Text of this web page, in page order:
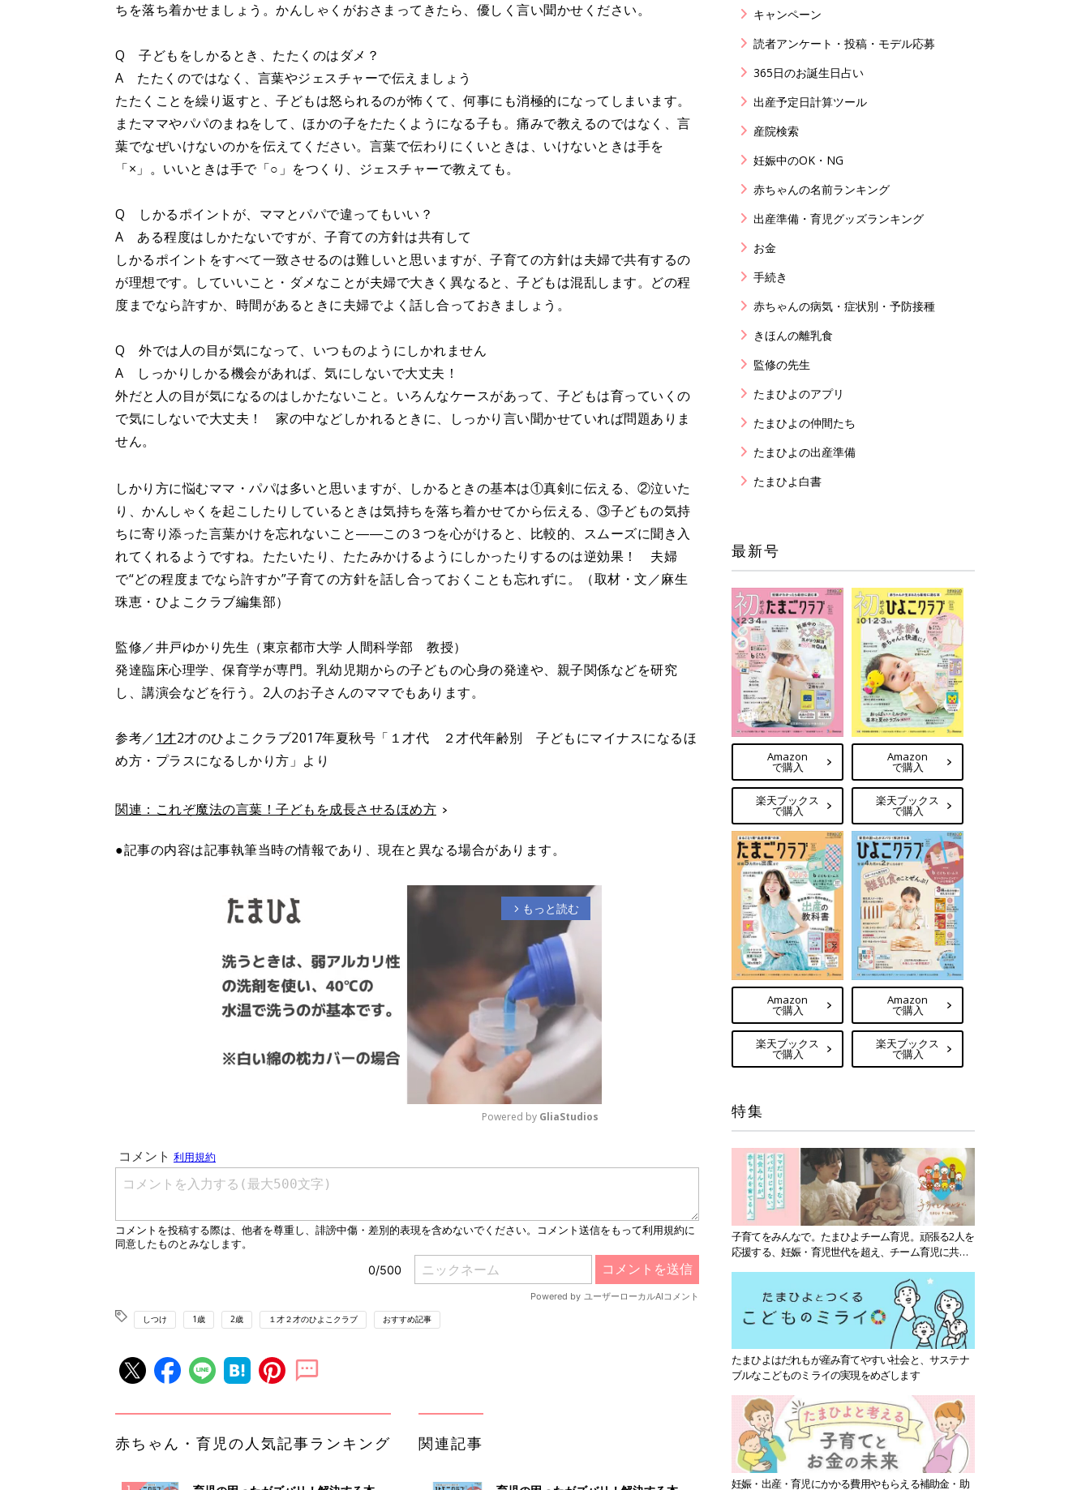
ちを落ち着かせましょう。かんしゃくがおさまってきたら、優しく言い聞かせください。
Q 子どもをしかるとき、たたくのはダメ？
A たたくのではなく、言葉やジェスチャーで伝えましょう
たたくことを繰り返すと、子どもは怒られるのが怖くて、何事にも消極的になってしまいます。
またママやパパのまねをして、ほかの子をたたくようになる子も。痛みで教えるのではなく、言
葉でなぜいけないのかを伝えてください。言葉で伝わりにくいときは、いけないときは手を
「×」。いいときは手で「○」をつくり、ジェスチャーで教えても。
Q しかるポイントが、ママとパパで違ってもいい？
A ある程度はしかたないですが、子育ての方針は共有して
しかるポイントをすべて一致させるのは難しいと思いますが、子育ての方針は夫婦で共有するの
が理想です。していいこと・ダメなことが夫婦で大きく異なると、子どもは混乱します。どの程
度までなら許すか、時間があるときに夫婦でよく話し合っておきましょう。
Q 外では人の目が気になって、いつものようにしかれません
A しっかりしかる機会があれば、気にしないで大丈夫！
外だと人の目が気になるのはしかたないこと。いろんなケースがあって、子どもは育っていくの
で気にしないで大丈夫！ 家の中などしかれるときに、しっかり言い聞かせていれば問題ありま
せん。
しかり方に悩むママ・パパは多いと思いますが、しかるときの基本は①真剣に伝える、②泣いた
り、かんしゃくを起こしたりしているときは気持ちを落ち着かせてから伝える、③子どもの気持
ちに寄り添った言葉かけを忘れないこと――この３つを心がけると、比較的、スムーズに聞き入
れてくれるようですね。たたいたり、たたみかけるようにしかったりするのは逆効果！ 夫婦
で“どの程度までなら許すか”子育ての方針を話し合っておくことも忘れずに。（取材・文／麻生
珠恵・ひよこクラブ編集部）
監修／井戸ゆかり先生（東京都市大学 人間科学部 教授）
発達臨床心理学、保育学が専門。乳幼児期からの子どもの心身の発達や、親子関係などを研究
し、講演会などを行う。2人のお子さんのママでもあります。
参考／ 1才2才のひよこクラブ2017年夏秋号「１才代 ２才代年齢別 子どもにマイナスになるほ
め方・プラスになるしかり方」より
関連：これぞ魔法の言葉！子どもを成長させるほめ方
●記事の内容は記事執筆当時の情報であり、現在と異なる場合があります。
arrow_forward_ios もっと読む
M
e
Powered by GliaStudios
しつけ 1歳 2歳 １才２才のひよこクラブ おすすめ記事
赤ちゃん・育児の人気記事ランキング 関連記事
キャンペーン
読者アンケート・投稿・モデル応募
365日のお誕生日占い
出産予定日計算ツール
産院検索
妊娠中のOK・NG
赤ちゃんの名前ランキング
出産準備・育児グッズランキング
お金
手続き
赤ちゃんの病気・症状別・予防接種
きほんの離乳食
監修の先生
たまひよのアプリ
たまひよの仲間たち
たまひよの出産準備
たまひよ白書
最新号
Amazon
で購入
楽天ブックス
で購入
Amazon
で購入
楽天ブックス
で購入
Amazon
で購入
楽天ブックス
で購入
Amazon
で購入
楽天ブックス
で購入
特集
子育てをみんなで。たまひよチーム育児。頑張る2人を
応援する、妊娠・育児世代を超え、チーム育児に共感
たまひよはだれもが産み育てやすい社会と、サステナ
ブルなこどものミライの実現をめざします
妊娠・出産・育児にかかる費用やもらえる補助金・助